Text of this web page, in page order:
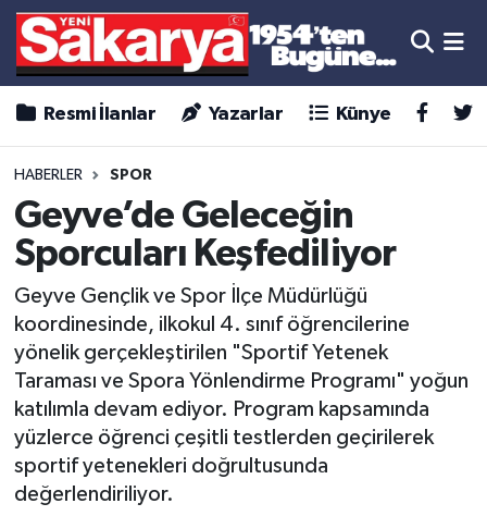
Resmi İlanlar Yazarlar Künye
HABERLER SPOR
Geyve’de Geleceğin
Sporcuları Keşfediliyor
Geyve Gençlik ve Spor İlçe Müdürlüğü
koordinesinde, ilkokul 4. sınıf öğrencilerine
yönelik gerçekleştirilen "Sportif Yetenek
Taraması ve Spora Yönlendirme Programı" yoğun
katılımla devam ediyor. Program kapsamında
yüzlerce öğrenci çeşitli testlerden geçirilerek
sportif yetenekleri doğrultusunda
değerlendiriliyor.